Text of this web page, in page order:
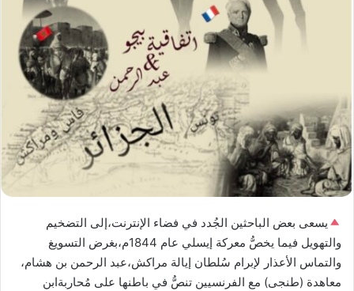
يسعى بعض الباحثين الجُدد في فضاء الإنترنت،إلى التضخيم
والتهويل فيما يخصُّ معركة إيسلي عام 1844م،بغرض التسويغ
والتماس الأعذار لإبرام سُلطان إيالة مراكش،عبد الرحمن بن هشام،
معاهدة (طنجى) مع الفرنسيين تنصُّ في باطنها على مُحاربةابن